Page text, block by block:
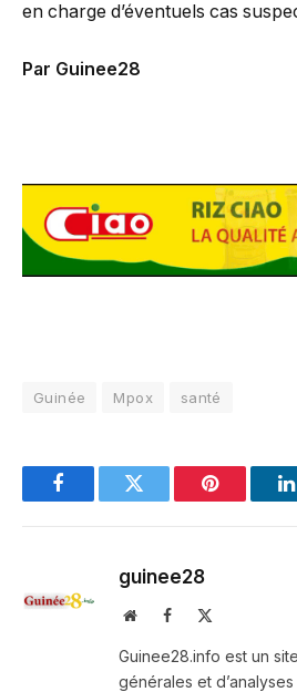
en charge d’éventuels cas
Par Guinee28
Guinée Mpox santé
FacebookTwitter Pinterest
guinee28
WebsiteFacebook
Guinee28.info est un
générales et